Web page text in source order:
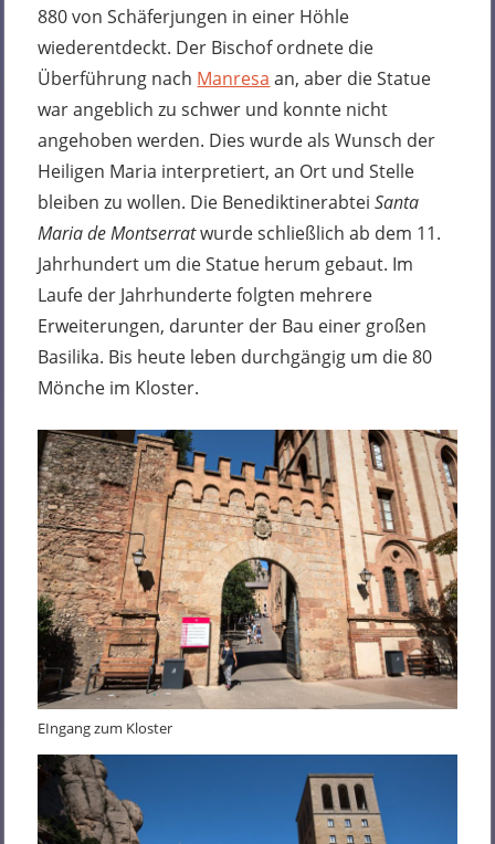
880 von Schäferjungen in einer Höhle
wiederentdeckt. Der Bischof ordnete die
Überführung nach Manresa an, aber die Statue
war angeblich zu schwer und konnte nicht
angehoben werden. Dies wurde als Wunsch der
Heiligen Maria interpretiert, an Ort und Stelle
bleiben zu wollen. Die BenediktinerabteiSanta
Maria de Montserratwurde schließlich ab dem 11.
Jahrhundert um die Statue herum gebaut. Im
Laufe der Jahrhunderte folgten mehrere
Erweiterungen, darunter der Bau einer großen
Basilika. Bis heute leben durchgängig um die 80
Mönche im Kloster.
EIngang zum Kloster